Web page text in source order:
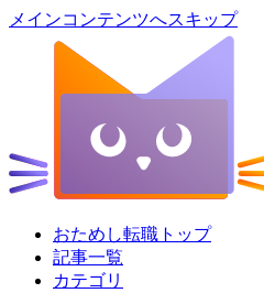
メインコンテンツへスキップ
おためし転職トップ
記事一覧
カテゴリ